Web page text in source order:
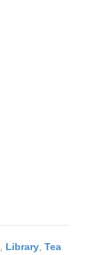
Library Tea